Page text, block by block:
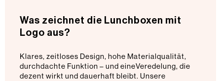
Was zeichnet die Lunchboxen mit
Logo aus?
Klares, zeitloses Design, hohe Materialqualität,
durchdachte Funktion – und eineVeredelung, die
dezent wirkt und dauerhaft bleibt. Unsere